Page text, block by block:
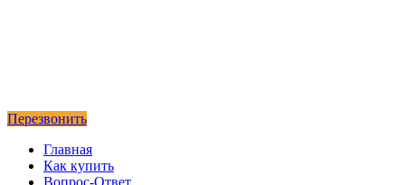
Перезвонить
Главная
Как купить